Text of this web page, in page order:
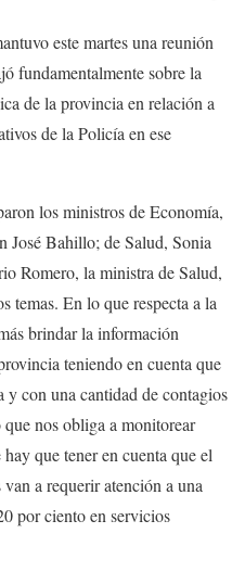
este martes una reunión
fundamentalmente sobre la
de la provincia en relación a
de la Policía en ese
los ministros de Economía,
José Bahillo; de Salud, Sonia
Romero, la ministra de Salud,
temas. En lo que respecta a la
brindar la información
teniendo en cuenta que
y con una cantidad de contagios
nos obliga a monitorear
que tener en cuenta que el
a requerir atención a una
por ciento en servicios